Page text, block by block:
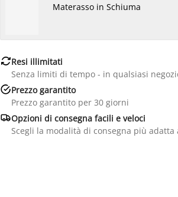
Materasso in Schiuma
Resi illimitati
Senza limiti di tempo - in qualsiasi
Prezzo garantito
Prezzo garantito per 30 giorni
Opzioni di consegna facili e veloci
Scegli la modalità di consegna più adatta